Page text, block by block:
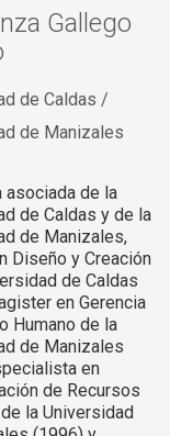
Gallego
de Caldas /
de Manizales
asociada de la
de Caldas y de la
de Manizales,
Diseño y Creación
de Caldas
en Gerencia
Humano de la
de Manizales
en
de Recursos
la Universidad